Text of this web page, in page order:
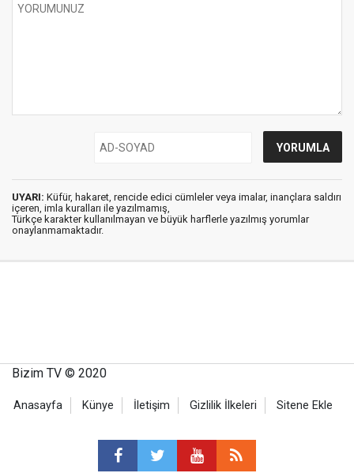
UYARI: Küfür, hakaret, rencide edici cümleler veya imalar, inançlara saldırı
içeren, imla kuralları ile yazılmamış,
Türkçe karakter kullanılmayan ve büyük harflerle yazılmış yorumlar
onaylanmamaktadır.
Bizim TV © 2020
Anasayfa Künye İletişim Gizlilik İlkeleri Sitene Ekle